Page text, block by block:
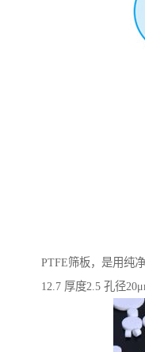
PTFE筛板，是用纯
12.7 厚度2.5 孔径